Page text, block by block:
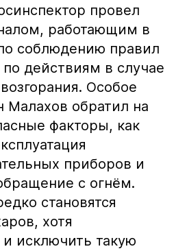
провел
работающим в
соблюдению правил
действиям в случае
Особое
Малахов обратил на
факторы, как
приборов и
с огнём.
становятся
хотя
исключить такую